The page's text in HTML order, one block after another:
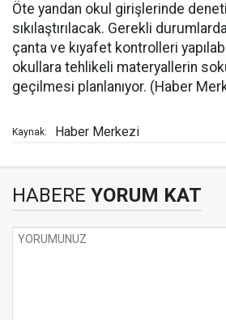
Öte yandan okul girişlerinde
sıkılaştırılacak. Gerekli
çanta ve kıyafet kontrolleri
okullara tehlikeli materyallerin
geçilmesi planlanıyor. (Haber
Kaynak: Haber Merkezi
HABERE YORUM KAT